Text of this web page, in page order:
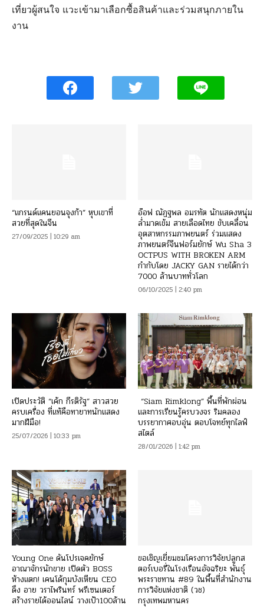
เที่ยวผู้สนใจ แวะเข้ามาเลือกซื้อสินค้าและร่วมสนุกภายใน
งาน
“แกรนด์แคนยอนจุงก้า” หุบเขาที่
สวยที่สุดในจีน
27/09/2025 | 10:29 am
อ๊อฟ ณัฏฐพล อมรทัต นักแสดงหนุ่ม
ล่ำมาดเข้ม สายเลือดไทย ขับเคลื่อน
อุตสาหกรรมภาพยนตร์ ร่วมแสดง
ภาพยนตร์จีนฟอร์มยักษ์ Wu Sha 3
OCTPUS WITH BROKEN ARM
กำกับโดย JACKY GAN รายได้กว่า
7000 ล้านบาททั่วโลก
06/10/2025 | 2:40 pm
เปิดประวัติ “เค้ก กีรติรัฐ” สาวสวย
ครบเครื่อง ที่แท้คือทายาทนักแสดง
มากฝีมือ!
25/07/2026 | 10:33 pm
“Siam Rimklong” พื้นที่พักผ่อน
และการเรียนรู้ครบวงจร ริมคลอง
บรรยากาศอบอุ่น ตอบโจทย์ทุกไลฟ์
สไตล์
28/01/2026 | 1:42 pm
Young One ดันโปรเจคยักษ์
อาณาจักรนักขาย เปิดตัว BOSS
ห้างแตก! เคนโด้กุมบังเหียน CEO
ดึง อาย วราไพรินทร์ พรีเซนเตอร์
สร้างรายได้ออนไลน์ วางเป้า100ล้าน
ขอเชิญเยี่ยมชมโครงการวิจัยปลูกส
ตอร์เบอรี่ในโรงเรือนอัจฉริยะ พันธุ์
พระราชทาน #89 ในพื้นที่สำนักงาน
การวิจัยแห่งชาติ (วช)
กรุงเทพมหานคร